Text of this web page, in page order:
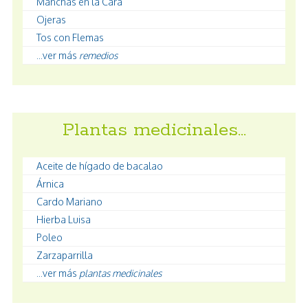
Ojeras
Tos con Flemas
...ver más remedios
Plantas medicinales…
Aceite de hígado de bacalao
Árnica
Cardo Mariano
Hierba Luisa
Poleo
Zarzaparrilla
...ver más plantas medicinales